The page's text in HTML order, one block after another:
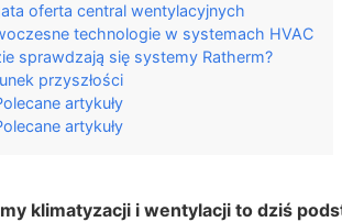
oferta central wentylacyjnych
technologie w systemach HVAC
sprawdzają się systemy Ratherm?
przyszłości
artykuły
artykuły
klimatyzacji i wentylacji to dziś